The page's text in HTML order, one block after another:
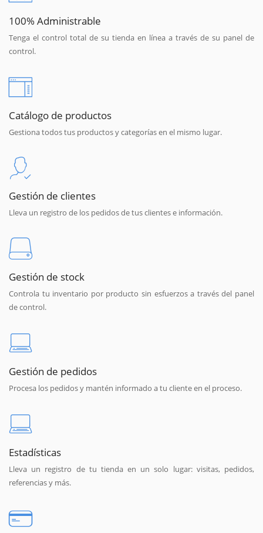
100% Administrable
Tenga el control total de su tienda en línea a través de su panel de
control.
Catálogo de productos
Gestiona todos tus productos y categorías en el mismo lugar.
Gestión de clientes
Lleva un registro de los pedidos de tus clientes e información.
Gestión de stock
Controla tu inventario por producto sin esfuerzos a través del panel
de control.
Gestión de pedidos
Procesa los pedidos y mantén informado a tu cliente en el proceso.
Estadísticas
Lleva un registro de tu tienda en un solo lugar: visitas, pedidos,
referencias y más.